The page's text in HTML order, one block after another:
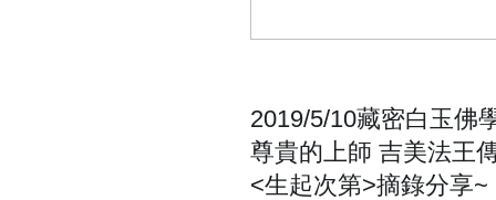
2019/5/10藏密白玉佛
尊貴的上師 吉美法王
<生起次第>摘錄分享~